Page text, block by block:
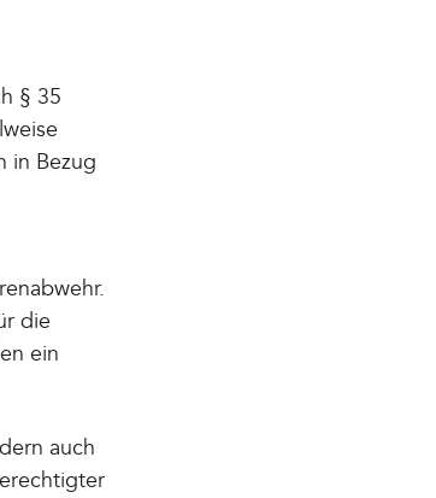
§ 35
in Bezug
die
ein
auch